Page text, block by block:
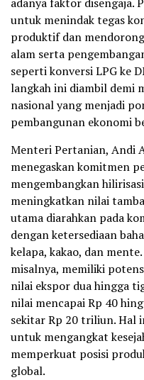
untuk menindak tegas
produktif dan
alam serta
seperti konversi LPG ke
langkah ini diambil demi
nasional yang menjadi
pembangunan ekonomi
Menteri Pertanian, Andi
menegaskan komitmen
mengembangkan
meningkatkan nilai
utama diarahkan pada
dengan ketersediaan
kelapa, kakao, dan
misalnya, memiliki
nilai ekspor dua hingga
nilai mencapai Rp 40
sekitar Rp 20 triliun. Hal
untuk mengangkat
memperkuat posisi
global.